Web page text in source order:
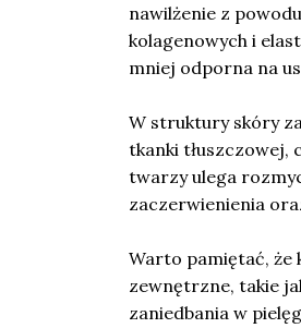
nawilżenie z
kolagenowych i
mniej odporna na
W struktury skóry
tkanki tłuszczowej,
twarzy ulega
zaczerwienienia
Warto pamiętać, że
zewnętrzne, takie
zaniedbania w